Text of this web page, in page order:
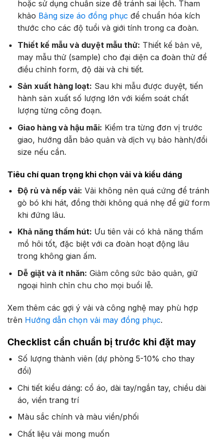
hoặc sử dụng chuẩn size để tránh sai lệch. Tham
khảo Bảng size áo đồng phục để chuẩn hóa kích
thước cho các độ tuổi và giới tính trong ca đoàn.
Thiết kế mẫu và duyệt mẫu thử: Thiết kế bản vẽ,
may mẫu thử (sample) cho đại diện ca đoàn thử để
điều chỉnh form, độ dài và chi tiết.
Sản xuất hàng loạt: Sau khi mẫu được duyệt, tiến
hành sản xuất số lượng lớn với kiểm soát chất
lượng từng công đoạn.
Giao hàng và hậu mãi: Kiểm tra từng đơn vị trước
giao, hướng dẫn bảo quản và dịch vụ bảo hành/đổi
size nếu cần.
Tiêu chí quan trọng khi chọn vải và kiểu dáng
Độ rủ và nếp vải: Vải không nên quá cứng để tránh
gò bó khi hát, đồng thời không quá nhẹ để giữ form
khi đứng lâu.
Khả năng thấm hút: Ưu tiên vải có khả năng thấm
mồ hôi tốt, đặc biệt với ca đoàn hoạt động lâu
trong không gian ấm.
Dễ giặt và ít nhăn: Giảm công sức bảo quản, giữ
ngoại hình chỉn chu cho mọi buổi lễ.
Xem thêm các gợi ý vải và công nghệ may phù hợp
trên Hướng dẫn chọn vải may đồng phục.
Checklist cần chuẩn bị trước khi đặt may
Số lượng thành viên (dự phòng 5-10% cho thay
đổi)
Chi tiết kiểu dáng: cổ áo, dài tay/ngắn tay, chiều dài
áo, viền trang trí
Màu sắc chính và màu viền/phối
Chất liệu vải mong muốn